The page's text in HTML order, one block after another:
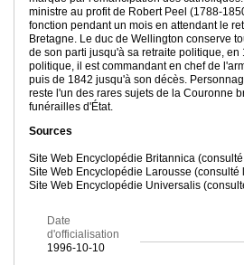
ministre au profit de Robert Peel (1788-
fonction pendant un mois en attendant le
Bretagne. Le duc de Wellington conserve
de son parti jusqu'à sa retraite politique,
politique, il est commandant en chef de
puis de 1842 jusqu'à son décès.
reste l'un des rares sujets de la Couronne
funérailles d'État.
Sources
Site Web Encyclopédie Britannica
Site Web Encyclopédie Larousse (consulté
Site Web Encyclopédie Universalis
Date
d'officialisation
1996-10-10